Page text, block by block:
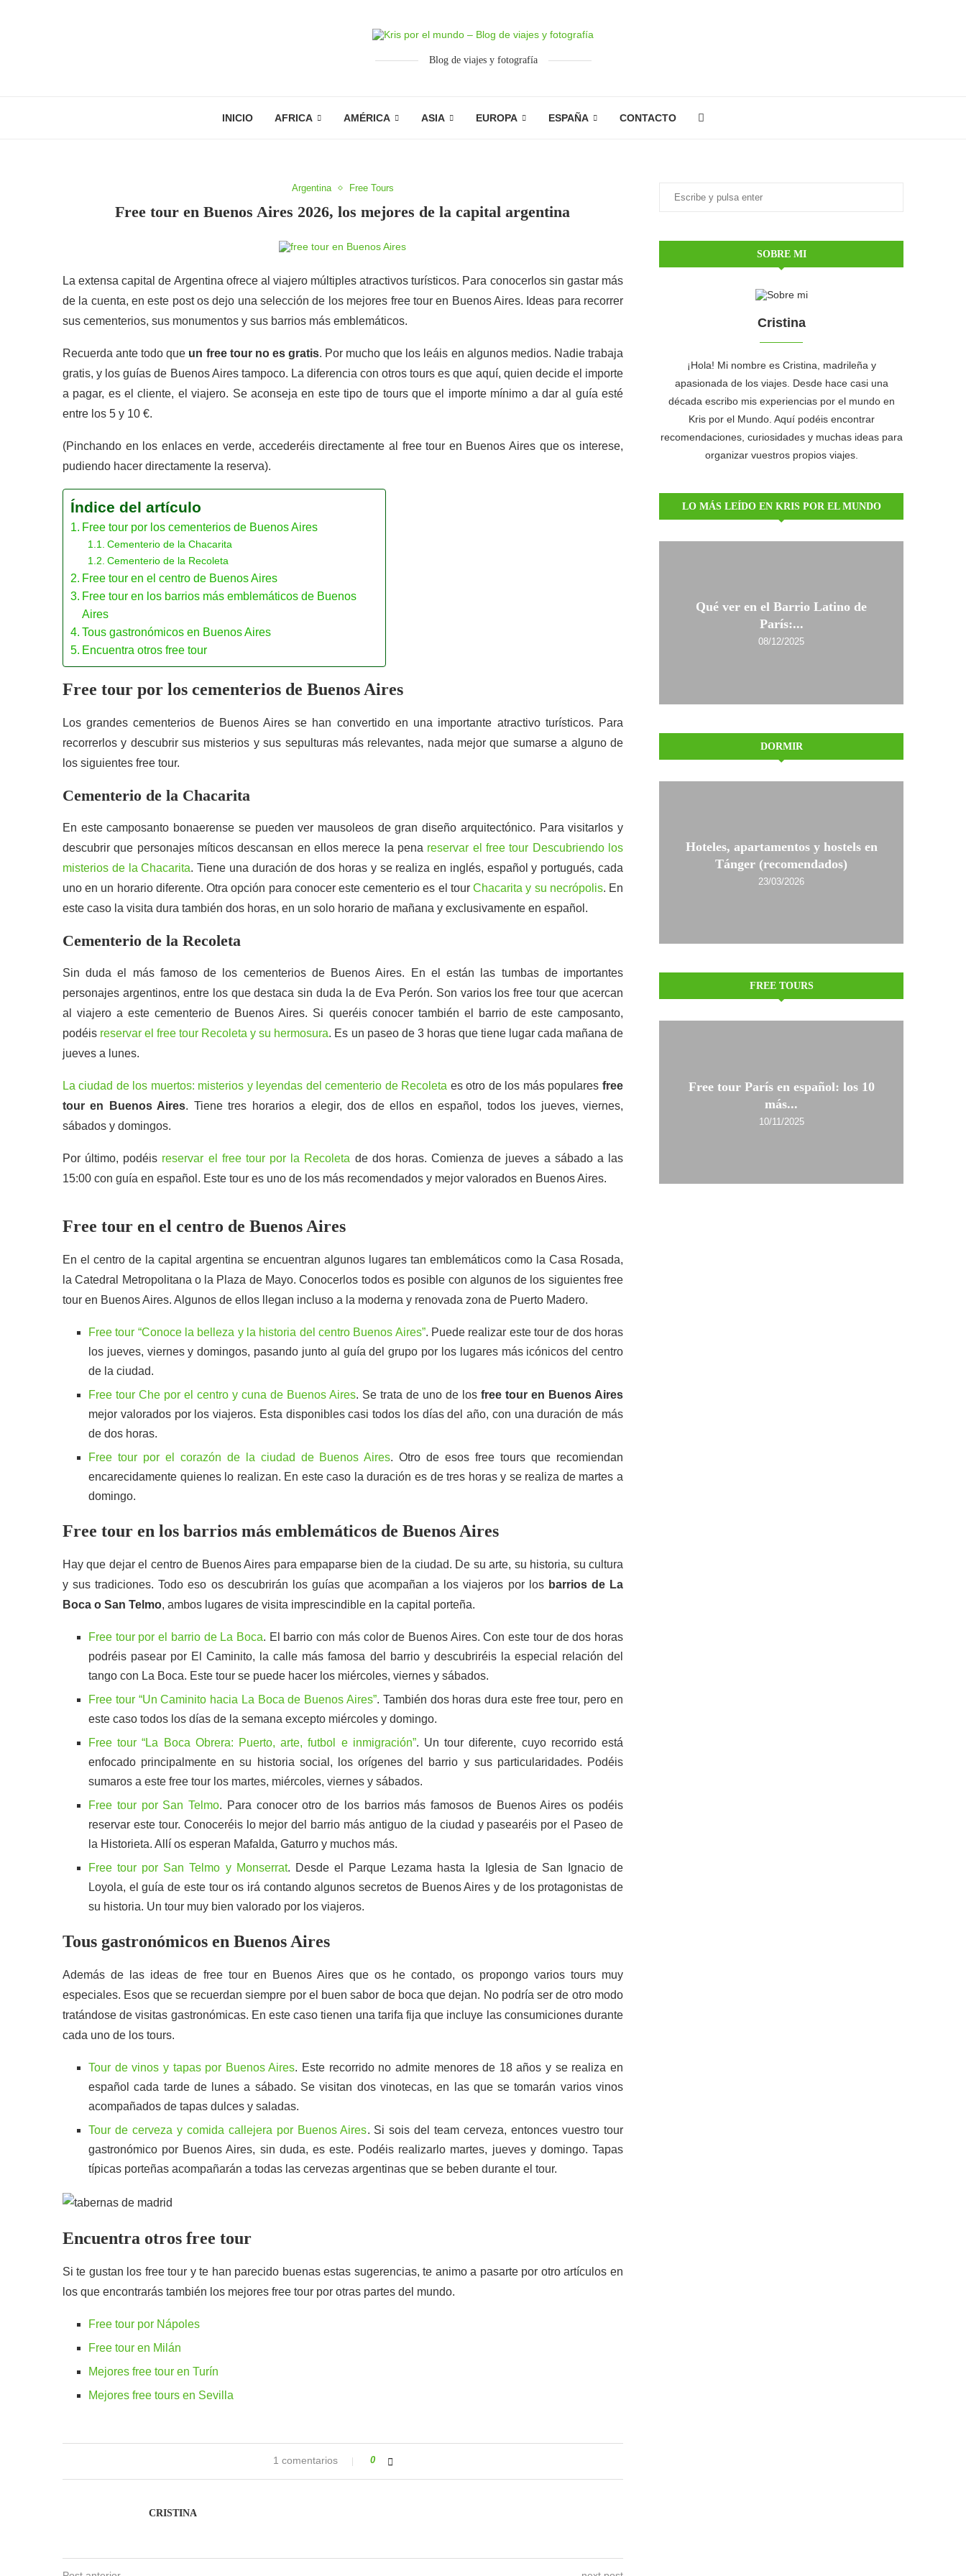
Blog de viajes y fotografía
INICIO AFRICA AMÉRICA ASIA EUROPA ESPAÑA CONTACTO
Argentina Free Tours
Free tour en Buenos Aires 2026, los mejores de la capital argentina
La extensa capital de Argentina ofrece al viajero múltiples atractivos turísticos. Para conocerlos sin gastar más
de la cuenta, en este post os dejo una selección de los mejores free tour en Buenos Aires. Ideas para recorrer
sus cementerios, sus monumentos y sus barrios más emblemáticos.
Recuerda ante todo que un free tour no es gratis. Por mucho que los leáis en algunos medios. Nadie trabaja
gratis, y los guías de Buenos Aires tampoco. La diferencia con otros tours es que aquí, quien decide el importe
a pagar, es el cliente, el viajero. Se aconseja en este tipo de tours que el importe mínimo a dar al guía esté
entre los 5 y 10 €.
(Pinchando en los enlaces en verde, accederéis directamente al free tour en Buenos Aires que os interese,
pudiendo hacer directamente la reserva).
Índice del artículo
Free tour por los cementerios de Buenos Aires
Cementerio de la Chacarita
Cementerio de la Recoleta
Free tour en el centro de Buenos Aires
Free tour en los barrios más emblemáticos de Buenos
Aires
Tous gastronómicos en Buenos Aires
Encuentra otros free tour
Free tour por los cementerios de Buenos Aires
Los grandes cementerios de Buenos Aires se han convertido en una importante atractivo turísticos. Para
recorrerlos y descubrir sus misterios y sus sepulturas más relevantes, nada mejor que sumarse a alguno de
los siguientes free tour.
Cementerio de la Chacarita
En este camposanto bonaerense se pueden ver mausoleos de gran diseño arquitectónico. Para visitarlos y
descubrir que personajes míticos descansan en ellos merece la pena reservar el free tour Descubriendo los
misterios de la Chacarita. Tiene una duración de dos horas y se realiza en inglés, español y portugués, cada
uno en un horario diferente. Otra opción para conocer este cementerio es el tourChacarita y su necrópolis. En
este caso la visita dura también dos horas, en un solo horario de mañana y exclusivamente en español.
Cementerio de la Recoleta
Sin duda el más famoso de los cementerios de Buenos Aires. En el están las tumbas de importantes
personajes argentinos, entre los que destaca sin duda la de Eva Perón. Son varios los free tour que acercan
al viajero a este cementerio de Buenos Aires. Si queréis conocer también el barrio de este camposanto,
podéis reservar el free tour Recoleta y su hermosura. Es un paseo de 3 horas que tiene lugar cada mañana de
jueves a lunes.
La ciudad de los muertos: misterios y leyendas del cementerio de Recoleta es otro de los más populares free
tour en Buenos Aires. Tiene tres horarios a elegir, dos de ellos en español, todos los jueves, viernes,
sábados y domingos.
Por último, podéis reservar el free tour por la Recoleta de dos horas. Comienza de jueves a sábado a las
15:00 con guía en español. Este tour es uno de los más recomendados y mejor valorados en Buenos Aires.
Free tour en el centro de Buenos Aires
En el centro de la capital argentina se encuentran algunos lugares tan emblemáticos como la Casa Rosada,
la Catedral Metropolitana o la Plaza de Mayo. Conocerlos todos es posible con algunos de los siguientes free
tour en Buenos Aires. Algunos de ellos llegan incluso a la moderna y renovada zona de Puerto Madero.
Free tour “Conoce la belleza y la historia del centro Buenos Aires”. Puede realizar este tour de dos horas
los jueves, viernes y domingos, pasando junto al guía del grupo por los lugares más icónicos del centro
de la ciudad.
Free tour Che por el centro y cuna de Buenos Aires. Se trata de uno de los free tour en Buenos Aires
mejor valorados por los viajeros. Esta disponibles casi todos los días del año, con una duración de más
de dos horas.
Free tour por el corazón de la ciudad de Buenos Aires. Otro de esos free tours que recomiendan
encarecidamente quienes lo realizan. En este caso la duración es de tres horas y se realiza de martes a
domingo.
Free tour en los barrios más emblemáticos de Buenos Aires
Hay que dejar el centro de Buenos Aires para empaparse bien de la ciudad. De su arte, su historia, su cultura
y sus tradiciones. Todo eso os descubrirán los guías que acompañan a los viajeros por los barrios de La
Boca o San Telmo, ambos lugares de visita imprescindible en la capital porteña.
Free tour por el barrio de La Boca. El barrio con más color de Buenos Aires. Con este tour de dos horas
podréis pasear por El Caminito, la calle más famosa del barrio y descubriréis la especial relación del
tango con La Boca. Este tour se puede hacer los miércoles, viernes y sábados.
Free tour “Un Caminito hacia La Boca de Buenos Aires”. También dos horas dura este free tour, pero en
este caso todos los días de la semana excepto miércoles y domingo.
Free tour “La Boca Obrera: Puerto, arte, futbol e inmigración”. Un tour diferente, cuyo recorrido está
enfocado principalmente en su historia social, los orígenes del barrio y sus particularidades. Podéis
sumaros a este free tour los martes, miércoles, viernes y sábados.
Free tour por San Telmo. Para conocer otro de los barrios más famosos de Buenos Aires os podéis
reservar este tour. Conoceréis lo mejor del barrio más antiguo de la ciudad y pasearéis por el Paseo de
la Historieta. Allí os esperan Mafalda, Gaturro y muchos más.
Free tour por San Telmo y Monserrat. Desde el Parque Lezama hasta la Iglesia de San Ignacio de
Loyola, el guía de este tour os irá contando algunos secretos de Buenos Aires y de los protagonistas de
su historia. Un tour muy bien valorado por los viajeros.
Tous gastronómicos en Buenos Aires
Además de las ideas de free tour en Buenos Aires que os he contado, os propongo varios tours muy
especiales. Esos que se recuerdan siempre por el buen sabor de boca que dejan. No podría ser de otro modo
tratándose de visitas gastronómicas. En este caso tienen una tarifa fija que incluye las consumiciones durante
cada uno de los tours.
Tour de vinos y tapas por Buenos Aires. Este recorrido no admite menores de 18 años y se realiza en
español cada tarde de lunes a sábado. Se visitan dos vinotecas, en las que se tomarán varios vinos
acompañados de tapas dulces y saladas.
Tour de cerveza y comida callejera por Buenos Aires. Si sois del team cerveza, entonces vuestro tour
gastronómico por Buenos Aires, sin duda, es este. Podéis realizarlo martes, jueves y domingo. Tapas
típicas porteñas acompañarán a todas las cervezas argentinas que se beben durante el tour.
Encuentra otros free tour
Si te gustan los free tour y te han parecido buenas estas sugerencias, te animo a pasarte por otro artículos en
los que encontrarás también los mejores free tour por otras partes del mundo.
Free tour por Nápoles
Free tour en Milán
Mejores free tour en Turín
Mejores free tours en Sevilla
1 comentarios 0
CRISTINA
SOBRE MI
Cristina
¡Hola! Mi nombre es Cristina, madrileña y
apasionada de los viajes. Desde hace casi una
década escribo mis experiencias por el mundo en
Kris por el Mundo. Aquí podéis encontrar
recomendaciones, curiosidades y muchas ideas para
organizar vuestros propios viajes.
LO MÁS LEÍDO EN KRIS POR EL MUNDO
Qué ver en el Barrio Latino de
París:...
08/12/2025
DORMIR
Hoteles, apartamentos y hostels en
Tánger (recomendados)
23/03/2026
FREE TOURS
Free tour París en español: los 10
más...
10/11/2025